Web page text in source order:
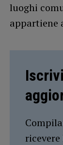
luoghi
appartiene